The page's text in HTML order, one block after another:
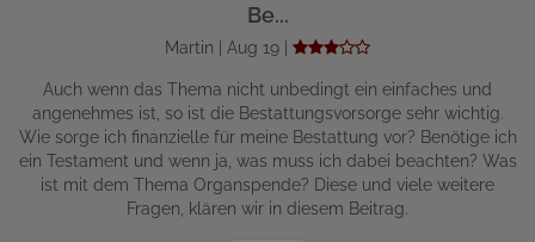
Be...
Martin | Aug 19 |
Auch wenn das Thema nicht unbedingt ein einfaches und
angenehmes ist, so ist die Bestattungsvorsorge sehr wichtig.
Wie sorge ich finanzielle für meine Bestattung vor? Benötige ich
ein Testament und wenn ja, was muss ich dabei beachten? Was
ist mit dem Thema Organspende? Diese und viele weitere
Fragen, klären wir in diesem Beitrag.